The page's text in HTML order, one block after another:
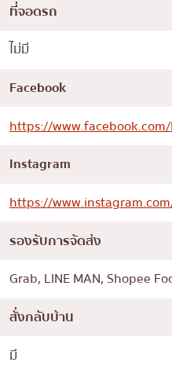
ที่จอดรถ
ไม่มี
Facebook
https://
Instagram
https://
รองรับการจัดส่ง
Grab, LINE MAN, Shopee
สั่งกลับบ้าน
มี